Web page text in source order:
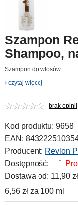
Szampon
Shampoo,
Szampon do włosów
czytaj więcej
brak opinii
Kod produktu: 9658
EAN:
Producent: Revlon
Dostępność:
Dostawa od: 11,90 zł
6,56 zł za 100 ml